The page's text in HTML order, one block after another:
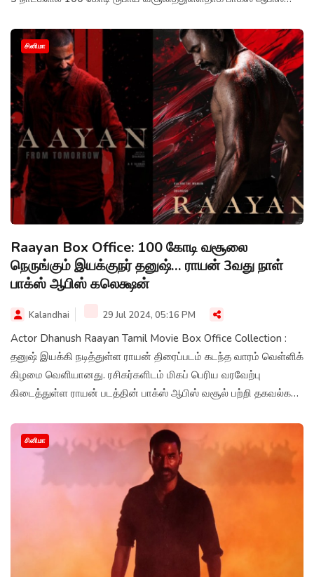
சினிமா
Raayan Box Office: 100 கோடி வசூலை
நெருங்கும் இயக்குநர் தனுஷ்… ராயன் 3வது நாள்
பாக்ஸ் ஆபிஸ் கலெக்ஷன்
Kalandhai 29 Jul 2024, 05:16 PM
Actor Dhanush Raayan Tamil Movie Box Office Collection :
தனுஷ் இயக்கி நடித்துள்ள ராயன் திரைப்படம் கடந்த வாரம் வெள்ளிக்
கிழமை வெளியானது. ரசிகர்களிடம் மிகப் பெரிய வரவேற்பு
கிடைத்துள்ள ராயன் படத்தின் பாக்ஸ் ஆபிஸ் வசூல் பற்றி தகவல்கள்
சினிமா